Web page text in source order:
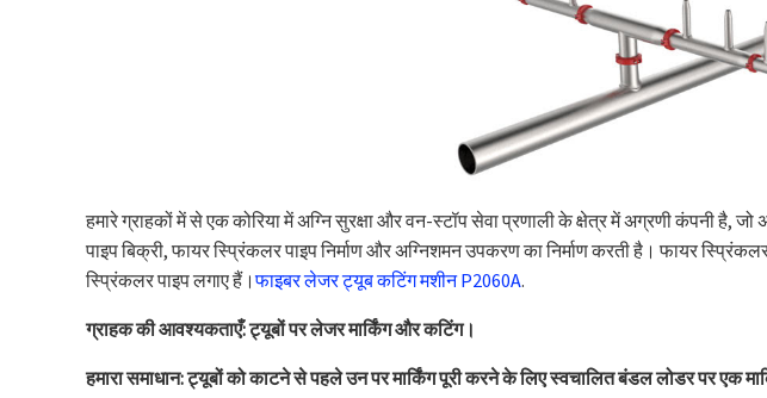
हमारे ग्राहकों में से एक कोरिया में अग्नि सुरक्षा और वन-स्टॉप सेवा प्रणाली के क्षेत्र में अग्रणी कंपनी है, जो
पाइप बिक्री, फायर स्प्रिंकलर पाइप निर्माण और अग्निशमन उपकरण का निर्माण करती है। फायर
स्प्रिंकलर पाइप लगाए हैं।फाइबर लेजर ट्यूब कटिंग मशीन P2060A.
ग्राहक की आवश्यकताएँ: ट्यूबों पर लेजर मार्किंग और कटिंग।
हमारा समाधान: ट्यूबों को काटने से पहले उन पर मार्किंग पूरी करने के लिए स्वचालित बंडल लोडर पर एक